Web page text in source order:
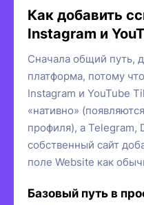
Как добавить
Instagram и
Сначала общий путь,
платформа, потому
Instagram и YouTube
«нативно»
профиля), а Telegram,
собственный сайт
поле Website как
Базовый путь в